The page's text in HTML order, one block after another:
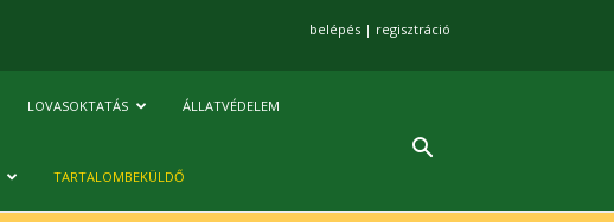
belépés | regisztráció
LOVASOKTATÁS ÁLLATVÉDELEM
TARTALOMBEKÜLDŐ